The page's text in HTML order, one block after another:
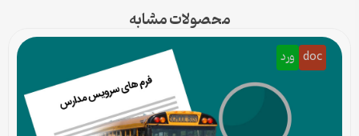
محصولات مشابه
doc ورد